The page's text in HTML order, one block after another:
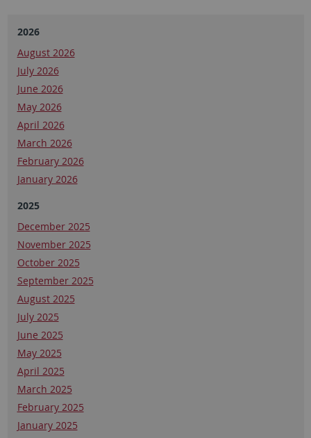
2026
August 2026
July 2026
June 2026
May 2026
April 2026
March 2026
February 2026
January 2026
2025
December 2025
November 2025
October 2025
September 2025
August 2025
July 2025
June 2025
May 2025
April 2025
March 2025
February 2025
January 2025